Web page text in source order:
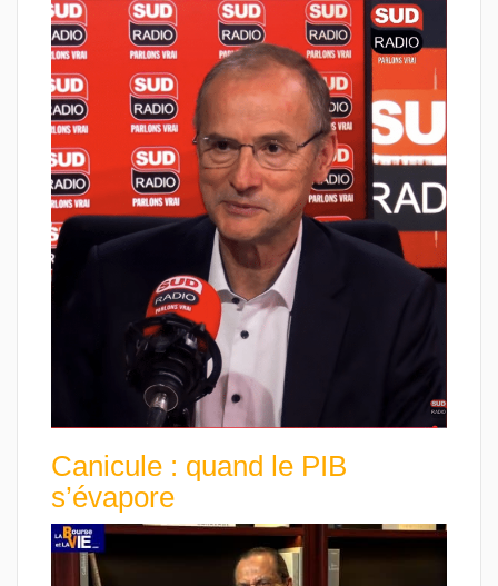
Canicule : quand le PIB
s’évapore